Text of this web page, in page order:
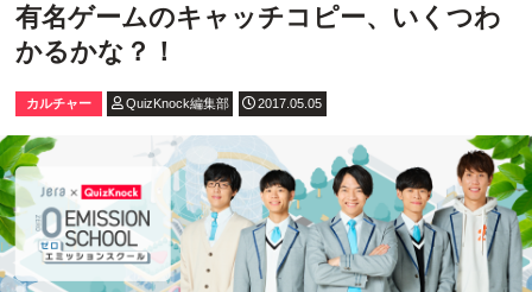
有名ゲームのキャッチコピー、いくつわ
かるかな？！
カルチャー QuizKnock編集部 2017.05.05